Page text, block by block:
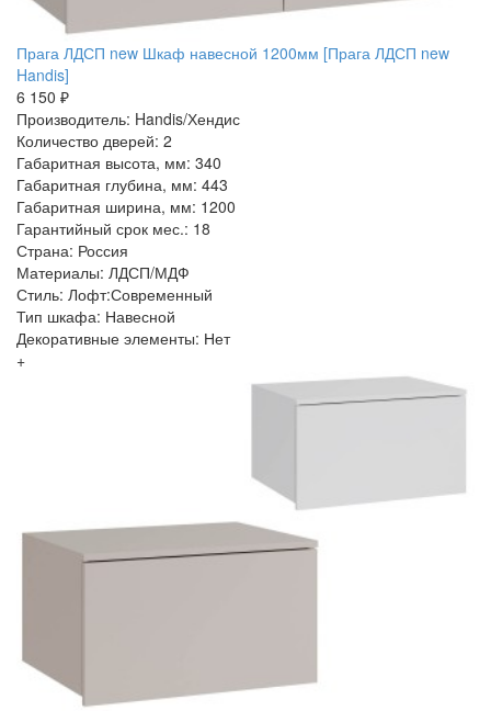
Прага ЛДСП new Шкаф навесной 1200мм [Прага ЛДСП new
Handis]
6 150 ₽
Производитель: Handis/Хендис
Количество дверей: 2
Габаритная высота, мм: 340
Габаритная глубина, мм: 443
Габаритная ширина, мм: 1200
Гарантийный срок мес.: 18
Страна: Россия
Материалы: ЛДСП/МДФ
Стиль: Лофт:Современный
Тип шкафа: Навесной
Декоративные элементы: Нет
+